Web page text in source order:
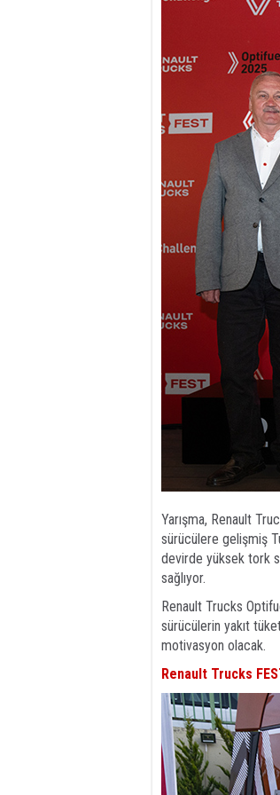
Yarışma, Renault
sürücülere gelişmiş
devirde yüksek tork
sağlıyor.
Renault Trucks
sürücülerin yakıt
motivasyon olacak.
Renault Trucks